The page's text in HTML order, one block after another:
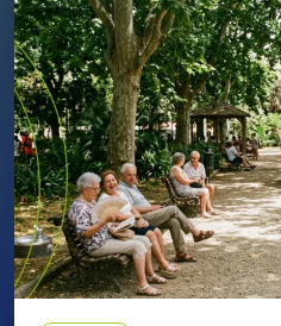
siccità I mari italiani
la temperatura media